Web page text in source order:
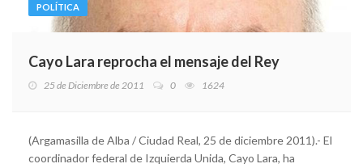
POLÍTICA
Cayo Lara reprocha el mensaje del Rey
25 de Diciembre de 2011 0 1624
(Argamasilla de Alba / Ciudad Real, 25 de diciembre 2011).- El
coordinador federal de Izquierda Unida, Cayo Lara, ha